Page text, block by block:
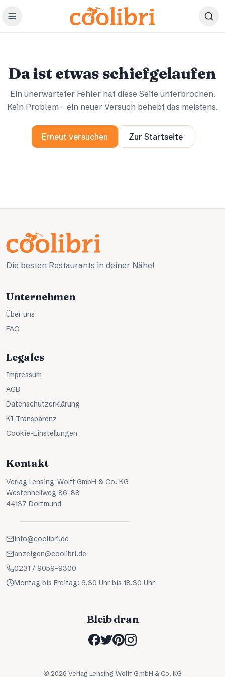
Zum Hauptinhalt springen
Da ist etwas schiefgelaufen
Ein unerwarteter Fehler hat diese Seite unterbrochen.
Kein Problem – ein neuer Versuch behebt das meistens.
Erneut versuchen Zur Startseite
Die besten Restaurants in deiner Nähe!
Unternehmen
Über uns
FAQ
Legales
Impressum
AGB
Datenschutzerklärung
KI-Transparenz
Cookie-Einstellungen
Kontakt
Verlag Lensing-Wolff GmbH & Co. KG
Westenhellweg 86-88
44137 Dortmund
info@coolibri.de
anzeigen@coolibri.de
0231 / 9059-9300
Montag bis Freitag: 6.30 Uhr bis 18.30 Uhr
Bleib dran
© 2026 Verlag Lensing-Wolff GmbH & Co. KG